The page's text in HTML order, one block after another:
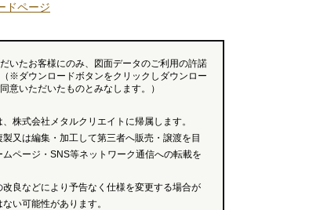
ドページ
いたお客様にのみ、図面データのご利用の許諾
※ダウンロードボタンをクリックしダウンロー
意いただいたものとみなします。）
株式会社メタルクリエイトに帰属します。
又は編集・加工して第三者へ販売・譲渡を目
ページ・SNS等ネットワーク通信への転載を
改良などにより予告なく仕様を変更する場合が
い可能性があります。